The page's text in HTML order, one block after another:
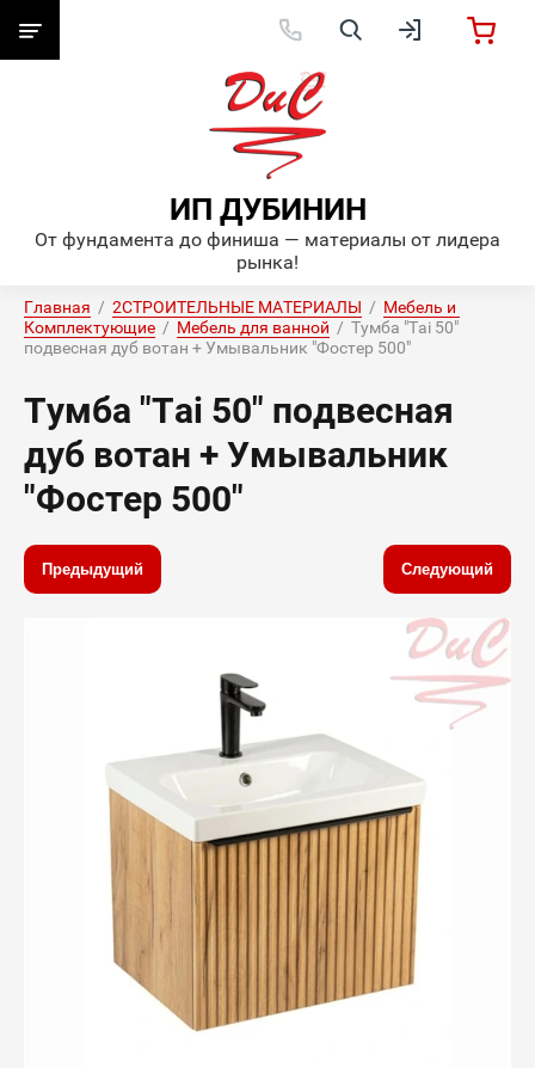
ИП ДУБИНИН
От фундамента до финиша — материалы от лидера
рынка!
Главная
  /
2СТРОИТЕЛЬНЫЕ МАТЕРИАЛЫ
  /
Мебель и
Комплектующие
  /
Мебель для ванной
  /  Тумба "Tai 50"
подвесная дуб вотан + Умывальник "Фостер 500"
Тумба "Tai 50" подвесная
дуб вотан + Умывальник
"Фостер 500"
Предыдущий Следующий